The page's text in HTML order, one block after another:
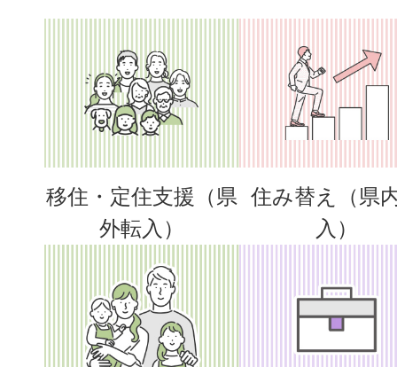
2026年05月26日
（セカンドライフ・起業）
2026年05月26日
移住者インタビューを更新
ん（起業）民泊オーナー
移住・定住支援（県
外転入）
住み替え（県
入）